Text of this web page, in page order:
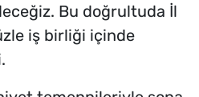
Bu doğrultuda İl
iş birliği içinde